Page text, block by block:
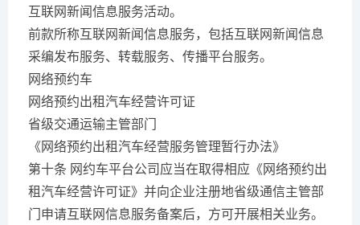
互联网新闻信息服务活动。
前款所称互联网新闻信息服务，包括互联网新闻信息
采编发布服务、转载服务、传播平台服务。
网络预约车
网络预约出租汽车经营许可证
省级交通运输主管部门
《网络预约出租汽车经营服务管理暂行办法》
第十条 网约车平台公司应当在取得相应《网络预约出
租汽车经营许可证》并向企业注册地省级通信主管部
门申请互联网信息服务备案后，方可开展相关业务。